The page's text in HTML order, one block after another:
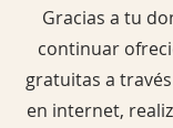
Gracias a tu
continuar
gratuitas a
en internet,